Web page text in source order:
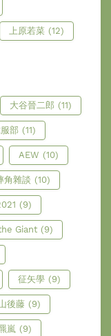
上原若菜 (12)
大谷晉二郎 (11)
部 (11)
AEW (10)
角雜談 (10)
(9)
Giant (9)
征矢學 (9)
後藤 (9)
嵐 (9)